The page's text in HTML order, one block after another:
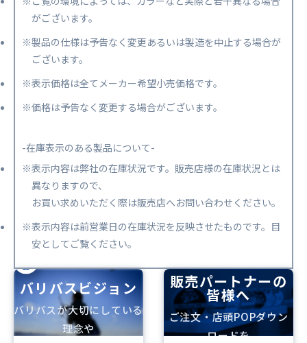
がございます。
※製品の仕様は予告なく変更あるいは製造を中止する場合が
ございます。
※表示価格は全てメーカー希望小売価格です。
※価格は予告なく変更する場合がございます。
-在庫表示のある製品について-
※表示内容は弊社の在庫状況です。販売店様の在庫状況とは
異なりますので、
お買い求めいただく際は販売店へお問い合わせください。
※表示内容は前営業日の在庫状況を反映させたものです。目
安としてご覧ください。
バリバスビジョン
バリバスが大切にしている
理念や
販売パートナーの
皆様へ
ご注文・店頭POPダウン
ロードを